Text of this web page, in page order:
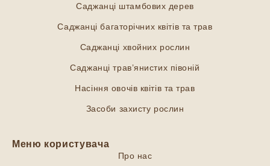
Саджанці штамбових дерев
Саджанці багаторічних квітів та трав
Саджанці хвойних рослин
Саджанці трав’янистих півоній
Насіння овочів квітів та трав
Засоби захисту рослин
Меню користувача
Про нас